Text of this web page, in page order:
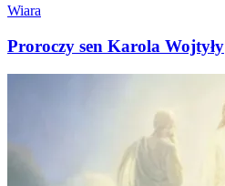
Wiara
Proroczy sen Karola Wojtyły